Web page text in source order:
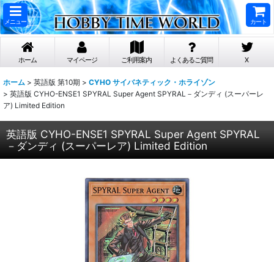
メニュー カート
ホーム マイページ ご利用案内 よくあるご質問 X
ホーム > 英語版 第10期 > CYHO サイバネティック・ホライゾン
> 英語版 CYHO-ENSE1 SPYRAL Super Agent SPYRAL－ダンディ (スーパーレ
ア) Limited Edition
英語版 CYHO-ENSE1 SPYRAL Super Agent SPYRAL
－ダンディ (スーパーレア) Limited Edition